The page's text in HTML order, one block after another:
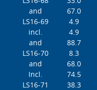
and
67.0
LS16-69
4.9
incl.
4.9
and
88.7
LS16-70
8.3
and
68.0
Incl.
74.5
LS16-71
38.3